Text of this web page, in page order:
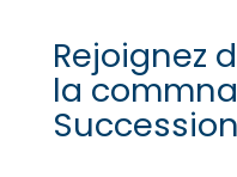
Rejoignez
la
Succession